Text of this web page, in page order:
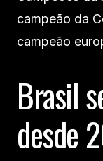
campeão da
campeão
Brasil
desde